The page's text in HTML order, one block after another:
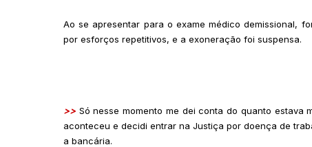
Ao se apresentar para o exame médico demissional,
por esforços repetitivos, e a exoneração foi suspensa.
>> Só nesse momento me dei conta do quanto estava
aconteceu e decidi entrar na Justiça por doença de
a bancária.